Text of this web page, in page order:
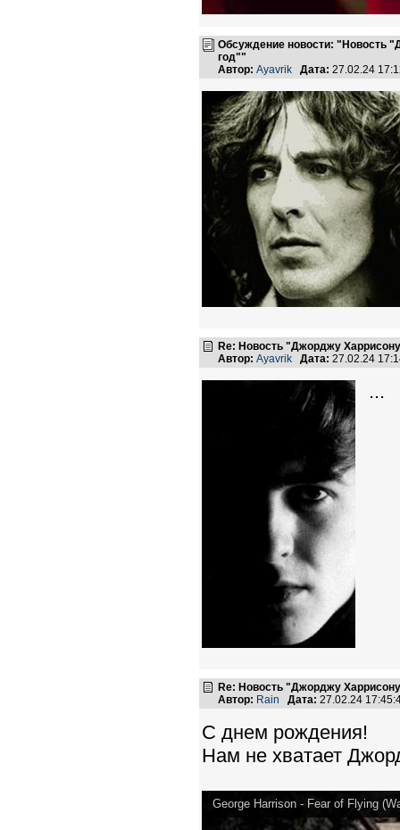
Обсуждение новости: "Новость
год""
Автор: Ayavrik Дата: 27.02.24
Re: Новость "Джорджу
Автор: Ayavrik Дата: 27.02.24
...
Re: Новость "Джорджу
Автор: Rain Дата: 27.02.24
С днем рождения!
Нам не хватает
George Harrison - Fear of Flying